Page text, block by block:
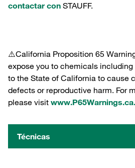
contactar con STAUFF.
⚠️California Proposition 65
expose you to chemicals
to the State of California to cause
defects or reproductive harm. For
please visit
Técnicas